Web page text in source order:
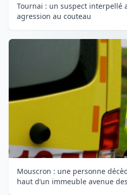
Tournai : un suspect interpellé
agression au couteau
Mouscron : une personne
haut d’un immeuble avenue